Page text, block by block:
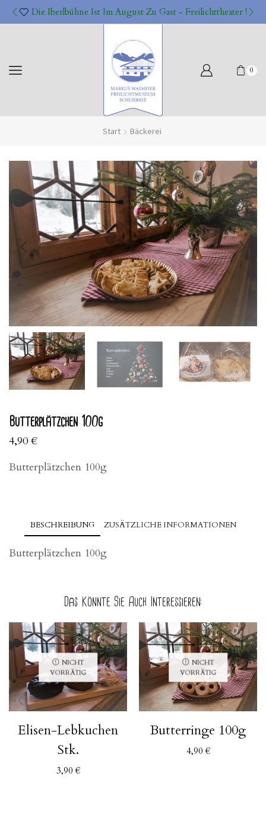
Die Iberlbühne Ist Im August Zu Gast - Freilichttheater !
0
Start Bäckerei
Butterplätzchen 100g
4,90€
Butterplätzchen 100g
BESCHREIBUNG ZUSÄTZLICHE INFORMATIONEN
Butterplätzchen 100g
Das Könnte Sie Auch Interessieren:
NICHT
VORRÄTIG
Elisen-Lebkuchen
Stk.
3,90€
NICHT
VORRÄTIG
Butterringe 100g
4,90€